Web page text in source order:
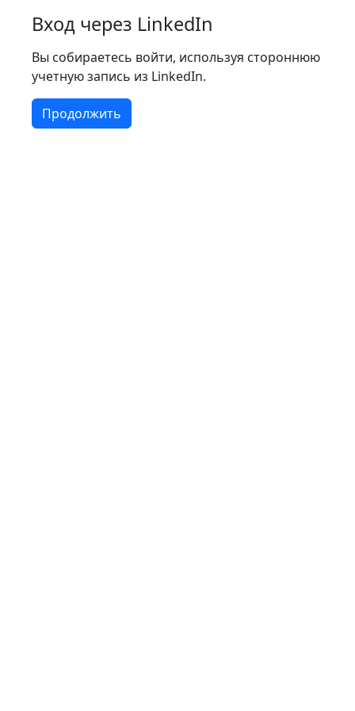
Вход через LinkedIn
Вы собираетесь войти, используя стороннюю
учетную запись из LinkedIn.
Продолжить